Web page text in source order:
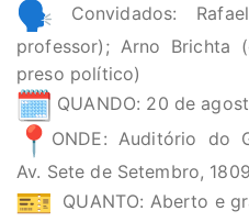
Convidados:
professor); Arno Brichta
preso político)
QUANDO: 20 de
ONDE: Auditório do
Av. Sete de Setembro,
QUANTO: Aberto e